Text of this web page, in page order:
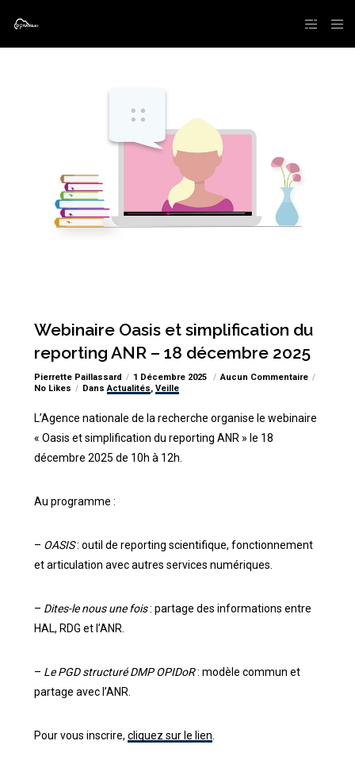
Webinaire Oasis et simplification du
reporting ANR – 18 décembre 2025
Pierrette Paillassard 1 Décembre 2025
Aucun Commentaire
No Likes
DansActualités, Veille
L’Agence nationale de la recherche organise le webinaire
« Oasis et simplification du reporting ANR » le 18
décembre 2025 de 10h à 12h.
Au programme :
– OASIS: outil de reporting scientifique, fonctionnement
et articulation avec autres services numériques.
– Dites-le nous une fois: partage des informations entre
HAL, RDG et l’ANR.
– Le PGD structuré DMP OPIDoR: modèle commun et
partage avec l’ANR.
Pour vous inscrire, cliquez sur le lien